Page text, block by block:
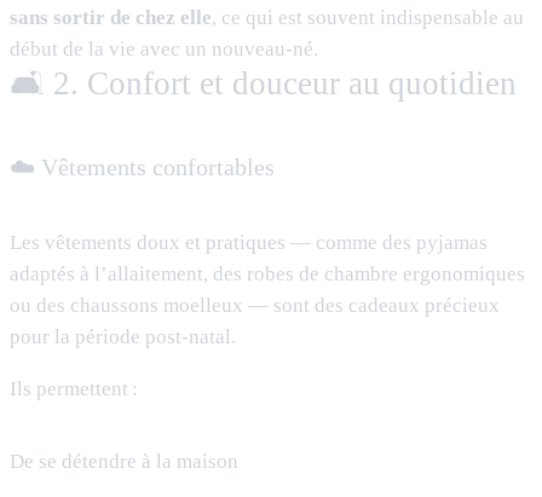
sans sortir de chez elle, ce qui est souvent indispensable au
début de la vie avec un nouveau-né.
🛋️ 2. Confort et douceur au quotidien
☁️ Vêtements confortables
Les vêtements doux et pratiques — comme des pyjamas
adaptés à l’allaitement, des robes de chambre ergonomiques
ou des chaussons moelleux — sont des cadeaux précieux
pour la période post-natal.
Ils permettent :
De se détendre à la maison